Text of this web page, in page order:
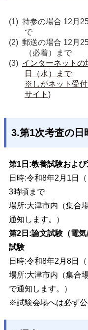
持参の場合 12月
で
郵送の場合 12月
（必着）まで
インターネットの
日（水）まで
※しがネット受
サイト)
3.第1次考査の日
第1日:教養試験およ
日時:令和8年2月1日
3時頃まで
場所:大津市内（集合
通知します。）
第2日:論文試験（電
試験
日時:令和8年2月8日
場所:大津市内（集合
で通知します。）
※試験会場へは必ず公